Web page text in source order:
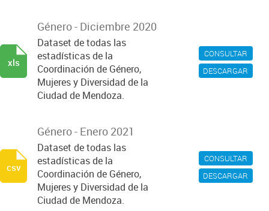
CONSULTAR
DESCARGAR
Género - Diciembre 2020
Dataset de todas las
estadísticas de la
Coordinación de Género,
Mujeres y Diversidad de la
Ciudad de Mendoza.
xls
CONSULTAR
DESCARGAR
Género - Enero 2021
Dataset de todas las
estadísticas de la
Coordinación de Género,
Mujeres y Diversidad de la
Ciudad de Mendoza.
csv